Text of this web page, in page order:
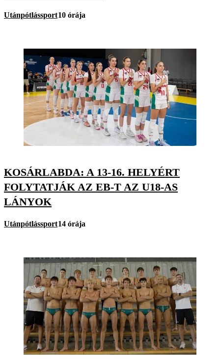
Utánpótlássport10 órája
KOSÁRLABDA: A 13-16. HELYÉRT
FOLYTATJÁK AZ EB-T AZ U18-AS
LÁNYOK
Utánpótlássport14 órája